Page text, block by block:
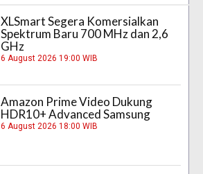
XLSmart Segera Komersialkan
Spektrum Baru 700 MHz dan 2,6
GHz
6 August 2026 19:00 WIB
Amazon Prime Video Dukung
HDR10+ Advanced Samsung
6 August 2026 18:00 WIB